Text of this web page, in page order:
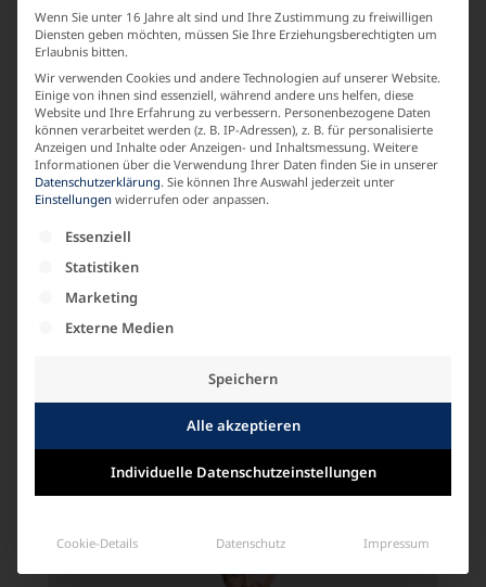
Basic
LABEL
KARIN GLASMACHER
MATERIALZUSAMMENSETZUNG
Baumwolle
ARMLAENGE
Ähnliche Produkte
Wenn Sie unter 16 Jahre alt sind und Ihre Zustimmung zu freiwilligen
Diensten geben möchten, müssen Sie Ihre Erziehungsberechtigten um
Erlaubnis bitten.
Wir verwenden Cookies und andere Technologien auf unserer Website.
Einige von ihnen sind essenziell, während andere uns helfen, diese
Website und Ihre Erfahrung zu verbessern. Personenbezogene Daten
können verarbeitet werden (z. B. IP-Adressen), z. B. für personalisierte
Anzeigen und Inhalte oder Anzeigen- und Inhaltsmessung. Weitere
Informationen über die Verwendung Ihrer Daten finden Sie in unserer
Datenschutzerklärung. Sie können Ihre Auswahl jederzeit unter
Einstellungen widerrufen oder anpassen.
Es folgt eine Liste der Service-Gruppen, für die
Essenziell
Statistiken
Marketing
Externe Medien
Speichern
Alle akzeptieren
Individuelle Datenschutzeinstellungen
Cookie-Details Datenschutz Impressum